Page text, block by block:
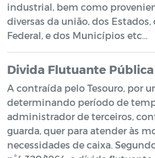
industrial, bem como
diversas da união, dos
Federal, e dos Municípios etc…
Divida Flutuante Pública
A contraída pelo Tesouro, por
determinando período de
administrador de terceiros,
guarda, quer para atender às
necessidades de caixa.